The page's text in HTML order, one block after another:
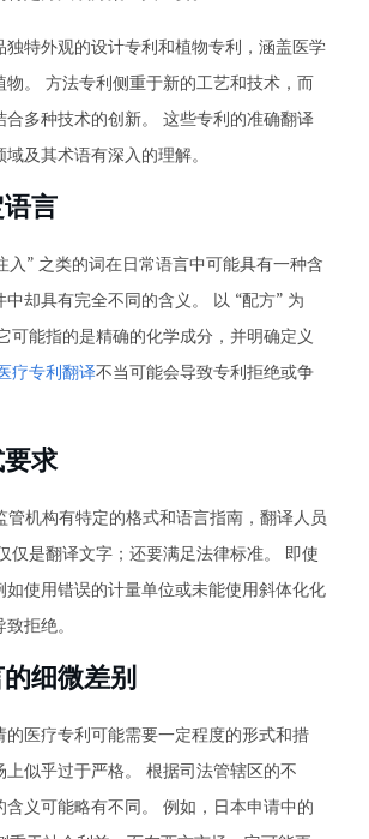
独特外观的设计专利和植物专利，涵盖医学
物。 方法专利侧重于新的工艺和技术，而
合多种技术的创新。 这些专利的准确翻译
及其术语有深入的理解。
言
入” 之类的词在日常语言中可能具有一种含
中却具有完全不同的含义。 以 “配方” 为
可能指的是精确的化学成分，并明确定义
疗专利翻译不当可能会导致专利拒绝或争
求
管机构有特定的格式和语言指南，翻译人员
仅是翻译文字；还要满足法律标准。 即使
如使用错误的计量单位或未能使用斜体化化
拒绝。
细微差别
的医疗专利可能需要一定程度的形式和措
上似乎过于严格。 根据司法管辖区的不
含义可能略有不同。 例如，日本申请中的